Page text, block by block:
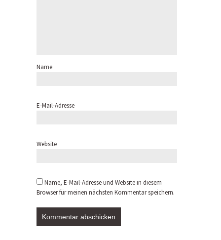
Name
E-Mail-Adresse
Website
Name, E-Mail-Adresse und Website in diesem
Browser für meinen nächsten Kommentar speichern.